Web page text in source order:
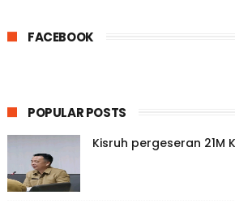
FACEBOOK
POPULAR POSTS
Kisruh pergeseran 21M